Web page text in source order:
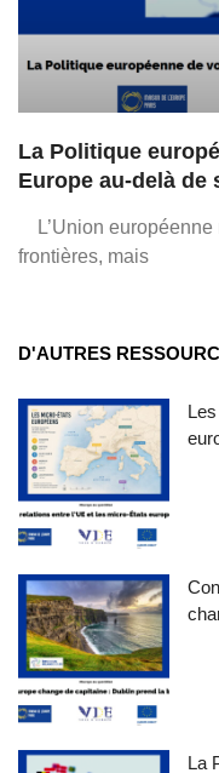
La Politique
Europe au-delà de
L’Union européenne
frontières, mais
D'AUTRES
La